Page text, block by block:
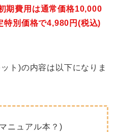
期費用は通常価格10,000
特別価格で4,980円(税込)
ト)の内容は以下になりま
ニュアル本？)